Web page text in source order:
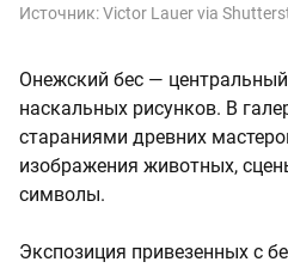
Источник:Victor Lauer via
Онежский бес —
наскальных рисунков. В
стараниями древних
изображения животных,
символы.
Экспозиция привезенных с